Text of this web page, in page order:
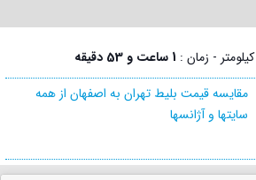
کیلومتر - زمان : 1 ساعت و 53 دقیقه
مقایسه قیمت بلیط تهران به اصفهان از همه
سایتها و آژانسها